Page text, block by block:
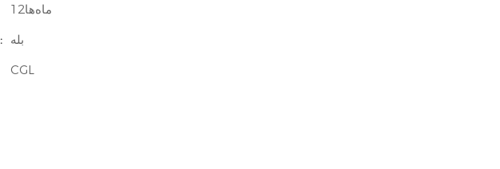
ماه‌ها12
خدمات پس از فروش: بله
CGL